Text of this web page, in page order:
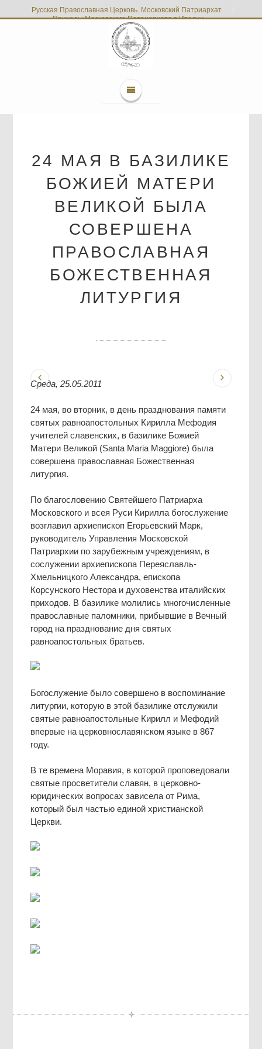
Русская Православная Церковь. Московский Патриархат
Приходы Московского Патриархата в Италии
24 МАЯ В БАЗИЛИКЕ
БОЖИЕЙ МАТЕРИ
ВЕЛИКОЙ БЫЛА
СОВЕРШЕНА
ПРАВОСЛАВНАЯ
БОЖЕСТВЕННАЯ
ЛИТУРГИЯ
Среда, 25.05.2011
24 мая, во вторник, в день празднования памяти
святых равноапостольных Кирилла Мефодия
учителей славенских, в базилике Божией
Матери Великой (Santa Maria Maggiore) была
совершена православная Божественная
литургия.
По благословению Святейшего Патриарха
Московского и всея Руси Кирилла богослужение
возглавил архиепископ Егорьевский Марк,
руководитель Управления Московской
Патриархии по зарубежным учреждениям, в
сослужении архиепископа Переяславль-
Хмельницкого Александра, епископа
Корсунского Нестора и духовенства италийских
приходов. В базилике молились многочисленные
православные паломники, прибывшие в Вечный
город на празднование дня святых
равноапостольных братьев.
Богослужение было совершено в воспоминание
литургии, которую в этой базилике отслужили
святые равноапостольные Кирилл и Мефодий
впервые на церковнославянском языке в 867
году.
В те времена Моравия, в которой проповедовали
святые просветители славян, в церковно-
юридических вопросах зависела от Рима,
который был частью единой христианской
Церкви.